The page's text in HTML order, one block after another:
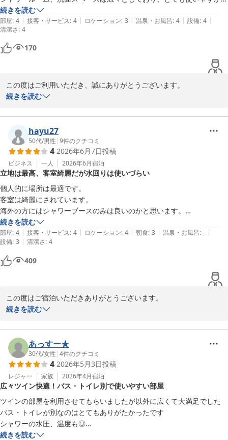
たです。
ホテル目の前にコンビニがあるのもありがたい。
ありがとうございました。
続きを読む
部屋: 4 | 接客・サービス: 4 | ロケーション: 3 | 温泉・お風呂: 4 | 設備: 4 |
清潔さ: 4
170
この度はご利用いただき、誠にありがとうございます。
感や施設の使いやすさにご満足いただけたことは、私たちの励みに
なります。また、便利な立地についてもご評価いただきありがとう
ございます。
今後も皆様に満足いただける環境を提供できるよう努めてまいりま
すので、ぜひまたのご来店をお待ちしております。
スマイルホテル札幌すすきの南
スマイルホテル札幌すすきの南
2026-07-02
続きを読む
hayu27
50代/男性 |9件のクチコミ
4 2026年6月7日投稿
ビジネス 一人 2026年6月宿泊
立地は最高、客室綺麗だが水回りは使いづらい
個人的に場所は最適です。
客室は綺麗にされています。
海外の方にはシャワーブースのみは良いのかと思います。
ただ、洗面台が低いのと、トイレの位置が壁より過ぎて使いづらいで
す。
朝食は及第点の味ですが、時間によっては無いおかずが増えます。
セットの方がロスもなく良いのかなと思いますが、海外の方にはビュッ
フェが良いのでしょうね…
続きを読む
部屋: 4 | 接客・サービス: 4 | ロケーション: 4 | 朝食: 3 | 温泉・お風呂: - |
設備: 3 | 清潔さ: 4
409
この度はご宿泊いただきありがとうございます。
く思います。
誠にありがとうございます。
また、水回りや洗面所周り、朝食につきましてはご不便お掛けして
しまい大変申し訳ございません。
すぐの対応は難しい部分もございますが、今後の施設運営の参考と
させていただきます。
これからもご期待に添えるよう努めて参りますので、またのご利用
を心よりお待ちしております。
続きを読む
あっすー★
30代/女性 |4件のクチコミ
4 2026年5月3日投稿
レジャー 家族 2026年4月宿泊
広々ツイン快適！バス・トイレ別で使いやすい部屋
ツインの部屋を利用させてもらいましたが以外に広くて大満足でした
バス・トイレが別なのはとてもありがたかったです
シャワーの水圧、温度も◎
テーブルも横長で広く使えるスペースでかなり使いやすかったです
続きを読む